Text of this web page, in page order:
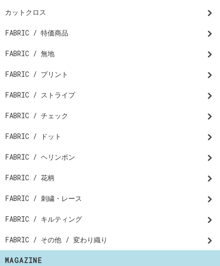
カットクロス
FABRIC / 特価商品
FABRIC / 無地
FABRIC / プリント
FABRIC / ストライプ
FABRIC / チェック
FABRIC / ドット
FABRIC / ヘリンボン
FABRIC / 花柄
FABRIC / 刺繍・レース
FABRIC / キルティング
FABRIC / その他 / 変わり織り
MAGAZINE